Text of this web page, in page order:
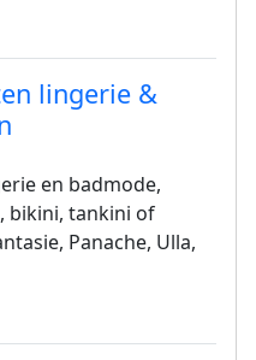
lingerie &
en badmode,
bikini, tankini of
Panache, Ulla,